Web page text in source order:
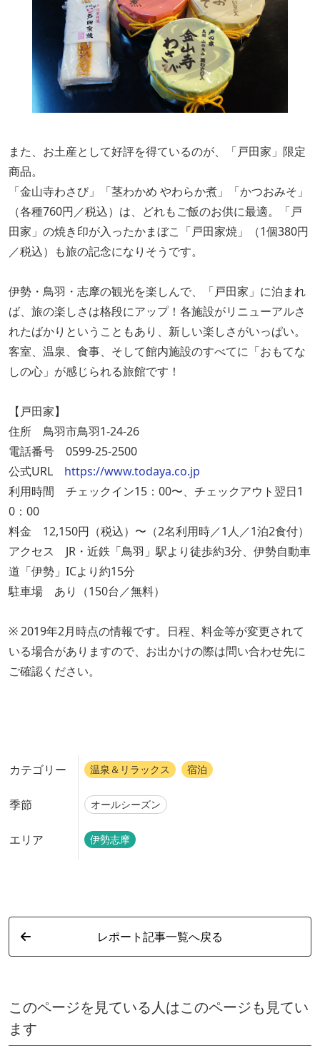
また、お土産として好評を得ているのが、「戸田家」限定
商品。
「金山寺わさび」「茎わかめ やわらか煮」「かつおみそ」
（各種760円／税込）は、どれもご飯のお供に最適。「戸
田家」の焼き印が入ったかまぼこ「戸田家焼」（1個380円
／税込）も旅の記念になりそうです。
伊勢・鳥羽・志摩の観光を楽しんで、「戸田家」に泊まれ
ば、旅の楽しさは格段にアップ！各施設がリニューアルさ
れたばかりということもあり、新しい楽しさがいっぱい。
客室、温泉、食事、そして館内施設のすべてに「おもてな
しの心」が感じられる旅館です！
【戸田家】
住所 鳥羽市鳥羽1-24-26
電話番号 0599-25-2500
公式URL https://www.todaya.co.jp
利用時間 チェックイン15：00〜、チェックアウト翌日1
0：00
料金 12,150円（税込）〜（2名利用時／1人／1泊2食付）
アクセス JR・近鉄「鳥羽」駅より徒歩約3分、伊勢自動車
道「伊勢」ICより約15分
駐車場 あり（150台／無料）
※ 2019年2月時点の情報です。日程、料金等が変更されて
いる場合がありますので、お出かけの際は問い合わせ先に
ご確認ください。
カテゴリー 温泉＆リラックス 宿泊
季節 オールシーズン
エリア 伊勢志摩
レポート記事一覧へ戻る
このページを見ている人はこのページも見てい
ます